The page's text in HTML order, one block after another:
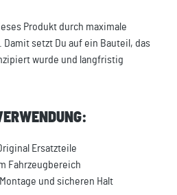
Produkt durch maximale
setzt Du auf ein Bauteil, das
wurde und langfristig
Ersatzteile
Fahrzeugbereich
und sicheren Halt